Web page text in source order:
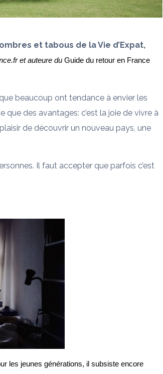
et tabous de la Vie d’Expat,
et auteure du Guide du retour en France
beaucoup ont tendance à envier les
des avantages: c’est la joie de vivre à
de découvrir un nouveau pays, une
Il faut accepter que parfois c’est
les jeunes générations, il subsiste encore